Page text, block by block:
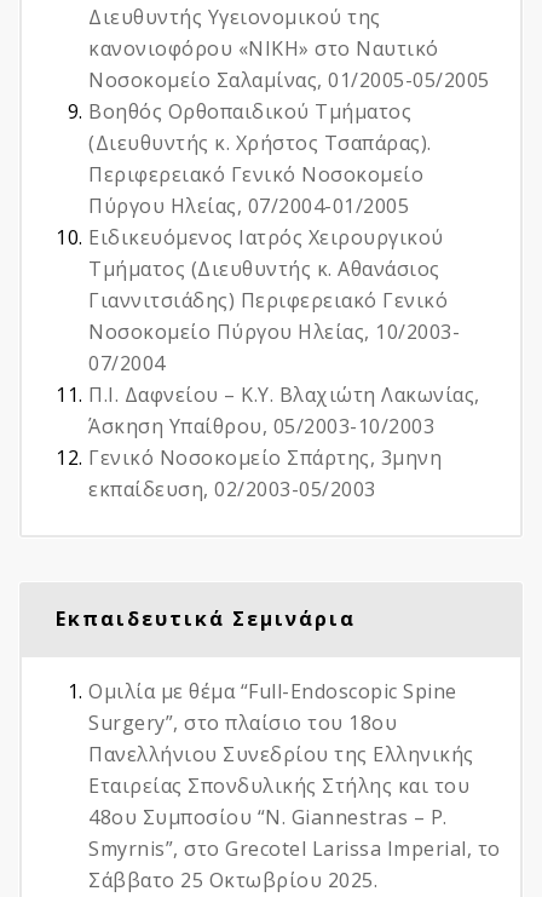
Διευθυντής Υγειονομικού της
κανονιοφόρου «ΝΙΚΗ» στο Ναυτικό
Νοσοκομείο Σαλαμίνας, 01/2005-05/2005
Βοηθός Ορθοπαιδικού Τμήματος
(Διευθυντής κ. Χρήστος Τσαπάρας).
Περιφερειακό Γενικό Νοσοκομείο
Πύργου Ηλείας, 07/2004-01/2005
Ειδικευόμενος Ιατρός Χειρουργικού
Τμήματος (Διευθυντής κ. Αθανάσιος
Γιαννιτσιάδης) Περιφερειακό Γενικό
Νοσοκομείο Πύργου Ηλείας, 10/2003-
07/2004
Π.Ι. Δαφνείου – Κ.Υ. Βλαχιώτη Λακωνίας,
Άσκηση Υπαίθρου, 05/2003-10/2003
Γενικό Νοσοκομείο Σπάρτης, 3μηνη
εκπαίδευση, 02/2003-05/2003
Εκπαιδευτικά Σεμινάρια
Ομιλία με θέμα “Full-Endoscopic Spine
Surgery”, στο πλαίσιο του 18ου
Πανελλήνιου Συνεδρίου της Ελληνικής
Εταιρείας Σπονδυλικής Στήλης και του
48ου Συμποσίου “N. Giannestras – P.
Smyrnis”, στο Grecotel Larissa Imperial, το
Σάββατο 25 Οκτωβρίου 2025.